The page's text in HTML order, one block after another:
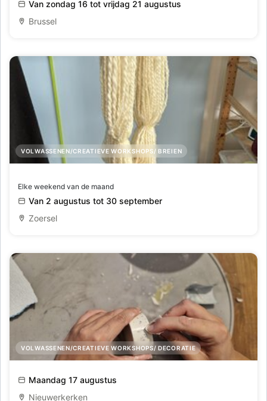
Van zondag 16 tot vrijdag 21 augustus
Brussel
VOLWASSENEN/CREATIEVE WORKSHOPS/ BREIEN
Elke weekend van de maand
Van 2 augustus tot 30 september
Zoersel
VOLWASSENEN/CREATIEVE WORKSHOPS/ DECORATIE
Decoratie gieten - Jesmonite Terrazzo
Maandag 17 augustus
Nieuwerkerken